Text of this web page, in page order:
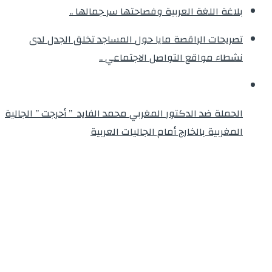
بلاغة اللغة العربية وفصاحتها سر جمالها ..
تصريحات الراقصة مايا حول المساجد تخلق الجدل لدى
نشطاء مواقع التواصل الاجتماعي ..
الحملة ضد الدكتور المغربي محمد الفايد ” أحرجت ” الجالية
المغربية بالخارج أمام الجاليات العربية